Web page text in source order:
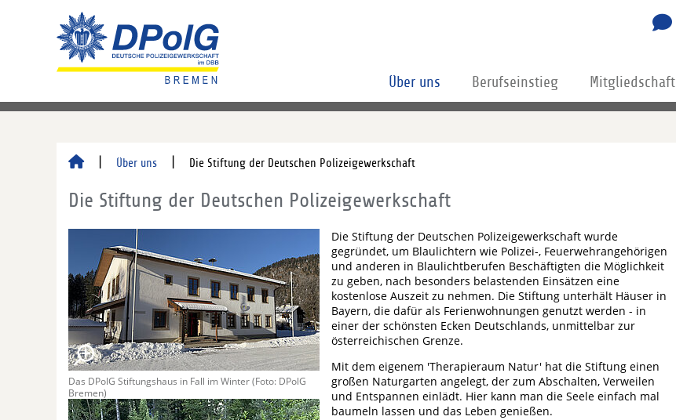
Über uns Berufseinstieg Mitgliedschaft
Über uns Die Stiftung der Deutschen Polizeigewerkschaft
Die Stiftung der Deutschen Polizeigewerkschaft
Das DPolG Stiftungshaus in Fall im Winter (Foto: DPolG
Bremen)
Die Stiftung der Deutschen Polizeigewerkschaft wurde
gegründet, um Blaulichtern wie Polizei-, Feuerwehrangehörigen
und anderen in Blaulichtberufen Beschäftigten die Möglichkeit
zu geben, nach besonders belastenden Einsätzen eine
kostenlose Auszeit zu nehmen. Die Stiftung unterhält Häuser in
Bayern, die dafür als Ferienwohnungen genutzt werden - in
einer der schönsten Ecken Deutschlands, unmittelbar zur
österreichischen Grenze.
Mit dem eigenem 'Therapieraum Natur' hat die Stiftung einen
großen Naturgarten angelegt, der zum Abschalten, Verweilen
und Entspannen einlädt. Hier kann man die Seele einfach mal
baumeln lassen und das Leben genießen.